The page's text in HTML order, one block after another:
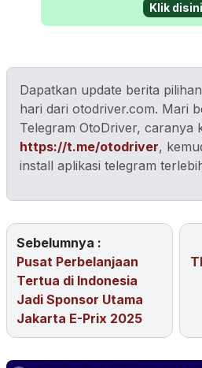
Klik disini
Dapatkan update berita
hari dari otodriver.com. Mari
Telegram OtoDriver, caranya
https://t.me/otodriver,
install aplikasi telegram
Sebelumnya :
Pusat Perbelanjaan
Tertua di Indonesia
Jadi Sponsor Utama
Jakarta E-Prix 2025